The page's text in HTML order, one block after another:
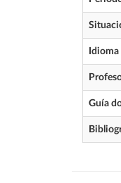
Guía